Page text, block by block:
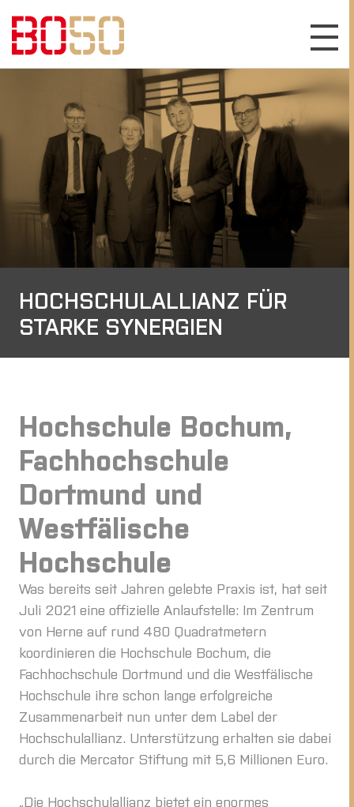
HOCHSCHULALLIANZ FÜR
STARKE SYNERGIEN
Hochschule Bochum,
Fachhochschule
Dortmund und
Westfälische
Hochschule
Was bereits seit Jahren gelebte Praxis ist, hat seit
Juli 2021 eine offizielle Anlaufstelle: Im Zentrum
von Herne auf rund 480 Quadratmetern
koordinieren die Hochschule Bochum, die
Fachhochschule Dortmund und die Westfälische
Hochschule ihre schon lange erfolgreiche
Zusammenarbeit nun unter dem Label der
Hochschulallianz. Unterstützung erhalten sie dabei
durch die Mercator Stiftung mit 5,6 Millionen Euro.
„Die Hochschulallianz bietet ein enormes